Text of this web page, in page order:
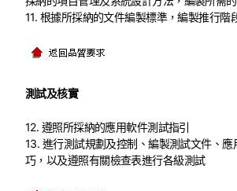
11. 根據所採納的文件編製標準，編製推行階
測試及核實
12. 遵照所採納的應用軟件測試指引
13. 進行測試規劃及控制、編製測試文件、應
巧，以及遵照有關檢查表進行各級測試